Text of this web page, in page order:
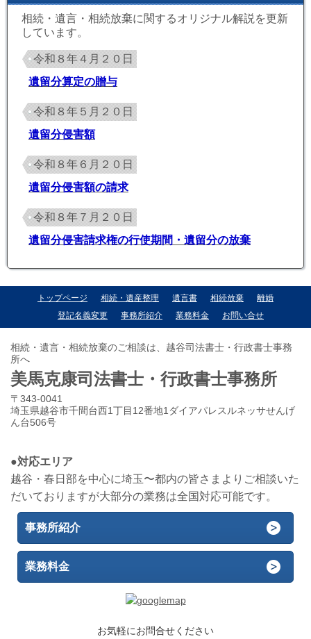
相続・遺言・相続放棄に関するオリジナル解説を更新
しています。
令和８年４月２０日
遺留分算定の贈与
令和８年５月２０日
遺留分侵害額
令和８年６月２０日
遺留分侵害額の請求
令和８年７月２０日
遺留分侵害請求権の行使期間・遺留分の放棄
トップページ 相続・遺産整理 遺言書 相続放棄
離婚
登記名義変更
事務所紹介 業務料金 お問い合せ
相続・遺言・相続放棄のご相談は、越谷司法書士・行政書士事務
所へ
美馬克康司法書士・行政書士事務所
〒343-0041
埼玉県越谷市千間台西1丁目12番地1ダイアパレスルネッサせんげ
ん台506号
●対応エリア
越谷・春日部を中心に埼玉〜都内の皆さまよりご相談いた
だいておりますが大部分の業務は全国対応可能です。
事務所紹介
業務料金
お気軽にお問合せください